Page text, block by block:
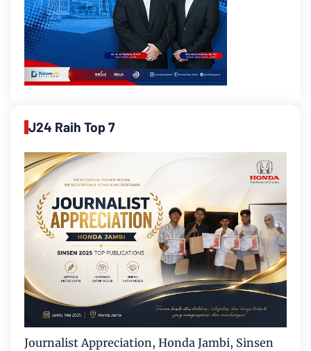
J24 Raih Top 7
Journalist Appreciation, Honda Jambi, Sinsen